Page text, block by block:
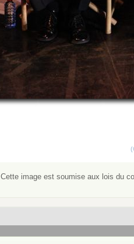
Cette image est soumise aux lois du